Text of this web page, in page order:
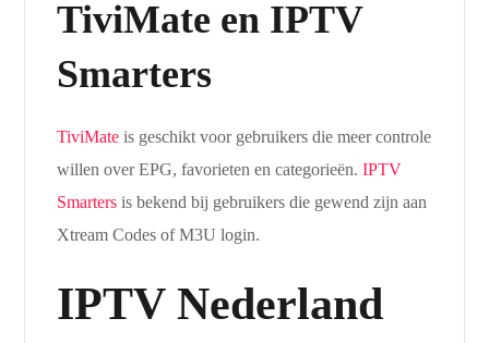
TiviMate en IPTV
Smarters
TiviMate is geschikt voor gebruikers die meer controle
willen over EPG, favorieten en categorieën.IPTV
Smarters is bekend bij gebruikers die gewend zijn aan
Xtream Codes of M3U login.
IPTV Nederland